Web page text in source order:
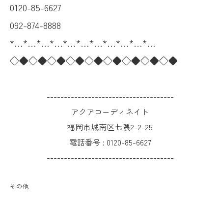
0120-85-6627
092-874-8888
*…*…*…*…*…*…*…*…*…*…*…
◇◆◇◆◇◆◇◆◇◆◇◆◇◆◇◆◇◆
-------------------------------------
アクアコーディネイト
福岡市城南区七隈2-2-25
電話番号 : 0120-85-6627
-------------------------------------
その他